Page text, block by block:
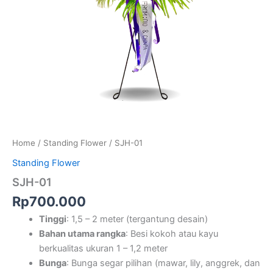
Home / Standing Flower / SJH-01
Standing Flower
SJH-01
Rp700.000
Tinggi: 1,5 – 2 meter (tergantung desain)
Bahan utama rangka: Besi kokoh atau kayu
berkualitas ukuran 1 – 1,2 meter
Bunga: Bunga segar pilihan (mawar, lily, anggrek, dan